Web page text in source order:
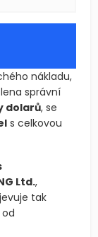
nákladu,
správní
dolarů, se
s celkovou
Ltd.,
tak